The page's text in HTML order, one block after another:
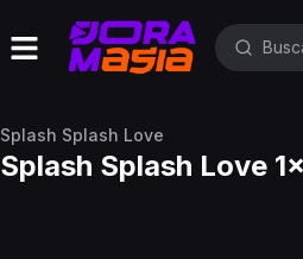
Splash Splash Love
Splash Splash Love